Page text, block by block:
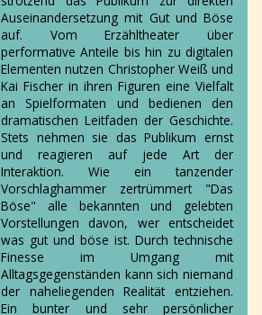
Auseinandersetzung mit Gut und Böse
auf. Vom Erzähltheater über
performative Anteile bis hin zu digitalen
Elementen nutzen Christopher Weiß und
Kai Fischer in ihren Figuren eine Vielfalt
an Spielformaten und bedienen den
dramatischen Leitfaden der Geschichte.
Stets nehmen sie das Publikum ernst
und reagieren auf jede Art der
Interaktion. Wie ein tanzender
Vorschlaghammer zertrümmert "Das
Böse" alle bekannten und gelebten
Vorstellungen davon, wer entscheidet
was gut und böse ist. Durch technische
Finesse im Umgang mit
Alltagsgegenständen kann sich niemand
der naheliegenden Realität entziehen.
Ein bunter und sehr persönlicher